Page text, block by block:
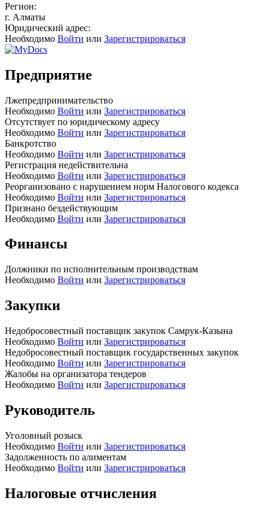
Регион:
г. Алматы
Юридический адрес:
Необходимо Войти или Зарегистрироваться
Предприятие
Лжепредпринимательство
Необходимо Войти или Зарегистрироваться
Отсутствует по юридическому адресу
Необходимо Войти или Зарегистрироваться
Банкротство
Необходимо Войти или Зарегистрироваться
Регистрация недействительна
Необходимо Войти или Зарегистрироваться
Реорганизовано с нарушением норм Налогового кодекса
Необходимо Войти или Зарегистрироваться
Признано бездействующим
Необходимо Войти или Зарегистрироваться
Финансы
Должники по исполнительным производствам
Необходимо Войти или Зарегистрироваться
Закупки
Недобросовестный поставщик закупок Самрук-Казына
Необходимо Войти или Зарегистрироваться
Недобросовестный поставщик государственных закупок
Необходимо Войти или Зарегистрироваться
Жалобы на организатора тендеров
Необходимо Войти или Зарегистрироваться
Руководитель
Уголовный розыск
Необходимо Войти или Зарегистрироваться
Задолженность по алиментам
Необходимо Войти или Зарегистрироваться
Налоговые отчисления